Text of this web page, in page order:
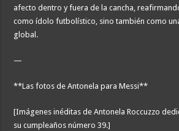
afecto dentro y fuera de la cancha,
como ídolo futbolístico, sino también como
global.
—
**Las fotos de Antonela para Messi**
[Imágenes inéditas de Antonela Roccuzzo
su cumpleaños número 39.]